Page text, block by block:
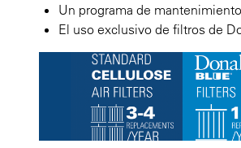
Un programa de
El uso exclusivo de filtros de